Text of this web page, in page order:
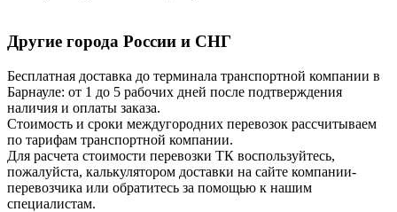
Другие города России и СНГ
Бесплатная доставка до терминала транспортной компании в
Барнауле: от 1 до 5 рабочих дней после подтверждения
наличия и оплаты заказа.
Стоимость и сроки междугородних перевозок рассчитываем
по тарифам транспортной компании.
Для расчета стоимости перевозки ТК воспользуйтесь,
пожалуйста, калькулятором доставки на сайте компании-
перевозчика или обратитесь за помощью к нашим
специалистам.